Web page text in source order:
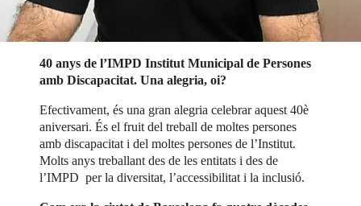
40 anys de l’IMPD Institut Municipal de Persones
amb Discapacitat. Una alegria, oi?
Efectivament, és una gran alegria celebrar aquest 40è
aniversari. És el fruit del treball de moltes persones
amb discapacitat i del moltes persones de l’Institut.
Molts anys treballant des de les entitats i des de
l’IMPD per la diversitat, l’accessibilitat i la inclusió.